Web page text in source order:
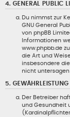
4. GENERAL PUBLIC
Du nimmst zur
GNU General
von phpBB
Informationen
www.phpbb.de
die Art und
insbesondere
nicht untersagen
5. GEWÄHRLEISTUNG
Der Betreiber
und Gesundheit